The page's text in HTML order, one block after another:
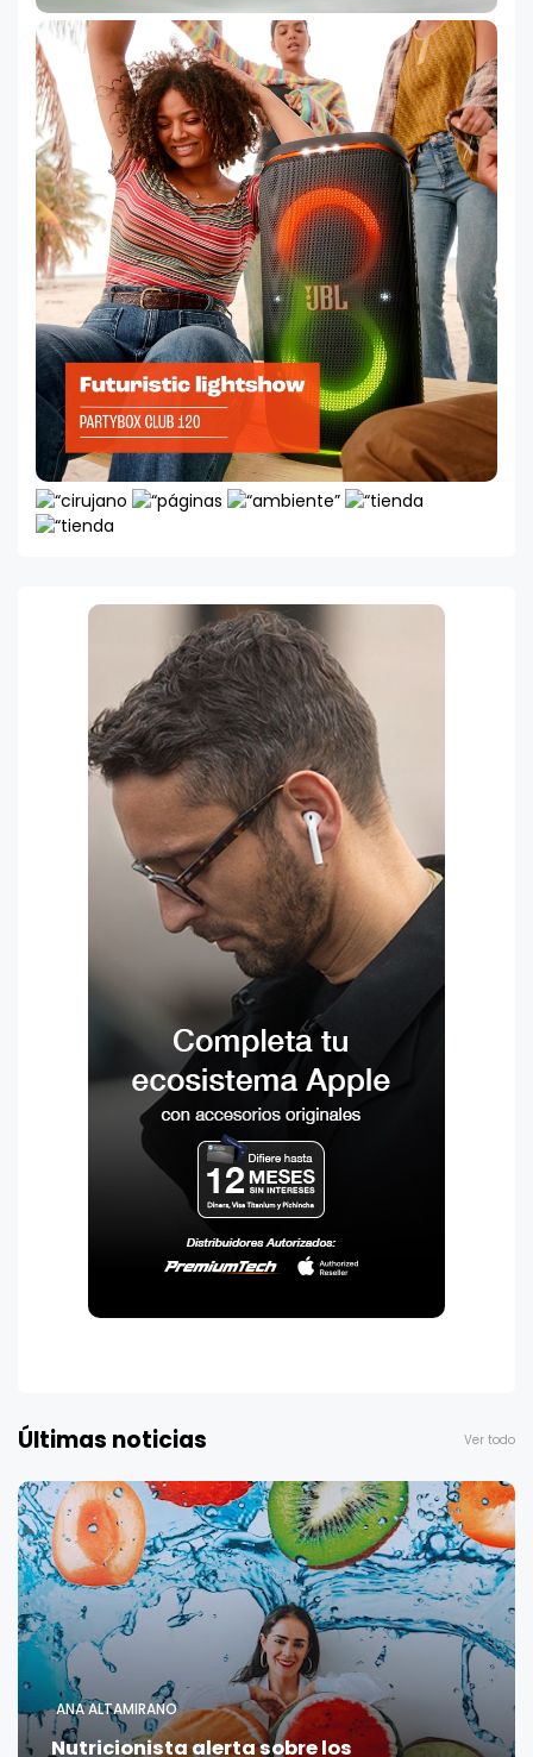
Últimas noticias Ver todo
ANA ALTAMIRANO
Nutricionista alerta sobre los